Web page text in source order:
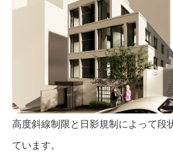
高度斜線制限と日影規制によって段
ています。